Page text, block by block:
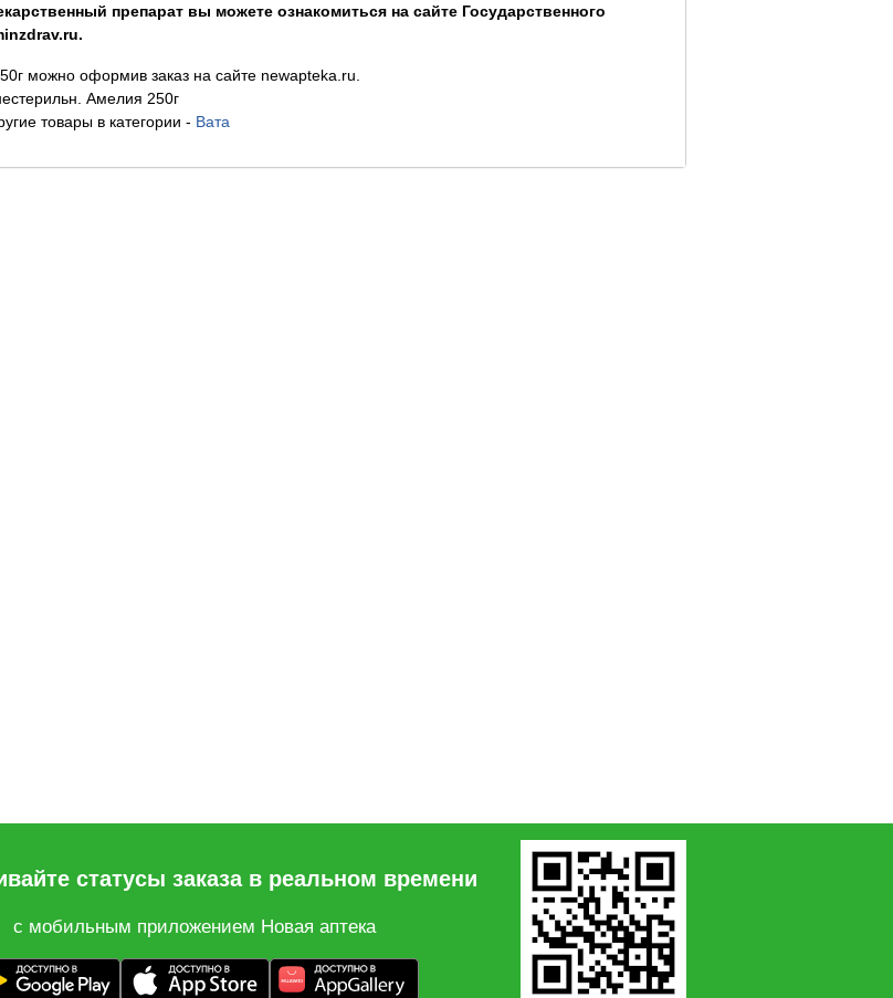
препарат вы можете ознакомиться на сайте Государственного
можно оформив заказ на сайте newapteka.ru.
Амелия 250г
товары в категории - Вата
статусы заказа в реальном времени
с мобильным приложением Новая аптека